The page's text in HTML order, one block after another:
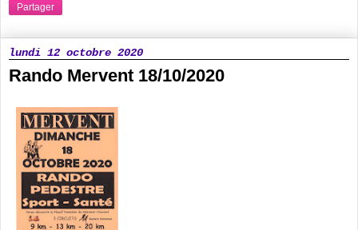
Partager
lundi 12 octobre 2020
Rando Mervent 18/10/2020